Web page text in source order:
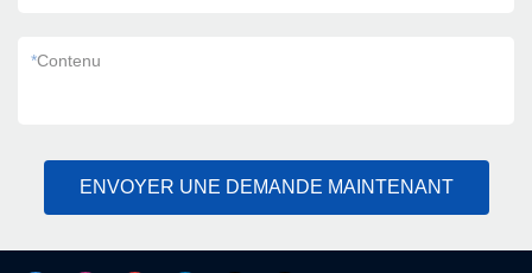
*Contenu
ENVOYER UNE DEMANDE MAINTENANT